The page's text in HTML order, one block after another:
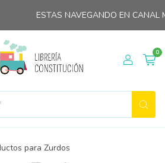
ESTAS NAVEGANDO EN CANAL
0
para Zurdos